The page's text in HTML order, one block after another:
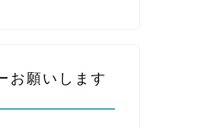
お願いします